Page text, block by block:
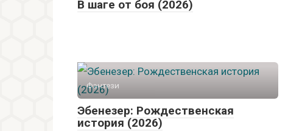
В шаге от боя (2026)
Фэнтези
Эбенезер: Рождественская
история (2026)